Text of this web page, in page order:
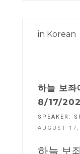
in Korean
하늘 보좌
8/17/
SPEAKER:
AUGUST
하늘 보